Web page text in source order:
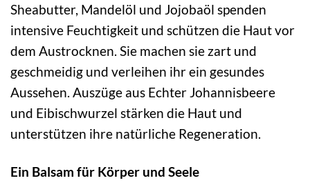
Sheabutter, Mandelöl und Jojobaöl spenden
intensive Feuchtigkeit und schützen die Haut vor
dem Austrocknen. Sie machen sie zart und
geschmeidig und verleihen ihr ein gesundes
Aussehen. Auszüge aus Echter Johannisbeere
und Eibischwurzel stärken die Haut und
unterstützen ihre natürliche Regeneration.
Ein Balsam für Körper und Seele